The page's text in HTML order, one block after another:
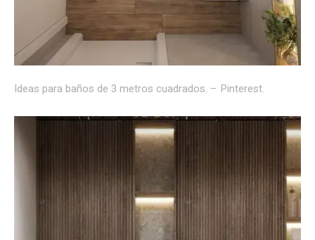
Ideas para baños de 3 metros cuadrados. – Pinterest.